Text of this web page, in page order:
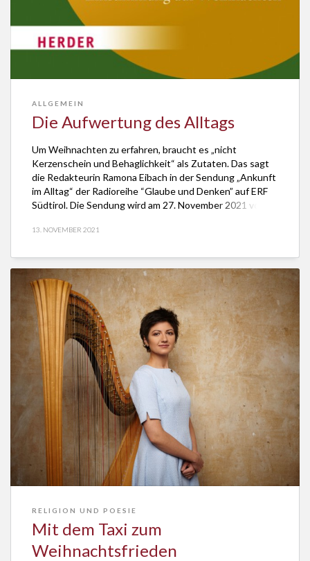
ALLGEMEIN
Die Aufwertung des Alltags
Um Weihnachten zu erfahren, braucht es „nicht
Kerzenschein und Behaglichkeit“ als Zutaten. Das sagt
die Redakteurin Ramona Eibach in der Sendung „Ankunft
im Alltag“ der Radioreihe “Glaube und Denken” auf ERF
Südtirol. Die Sendung wird am 27. November 2021 von
kann man laut Eibach ohnehin nicht herstellen, wenn […]
13. NOVEMBER 2021
RELIGION UND POESIE
Mit dem Taxi zum
Weihnachtsfrieden